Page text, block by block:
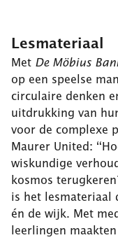
Lesmateriaal
Met De Möbius
op een speelse
circulaire denken
uitdrukking van
voor de complexe
Maurer United:
wiskundige
kosmos
is het lesmateriaal
én de wijk. Met
leerlingen